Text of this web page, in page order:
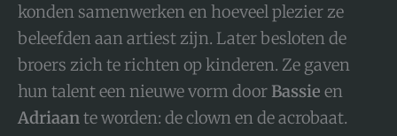
konden samenwerken en hoeveel plezier ze
beleefden aan artiest zijn. Later besloten de
broers zich te richten op kinderen. Ze gaven
hun talent een nieuwe vorm door Bassie en
Adriaan te worden: de clown en de acrobaat.